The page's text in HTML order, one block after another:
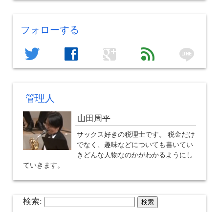
フォローする
twitter facebook google feed line
管理人
山田周平
サックス好きの税理士です。 税金だけ
でなく、趣味などについても書いてい
きどんな人物なのかがわかるようにし
ていきます。
検索: